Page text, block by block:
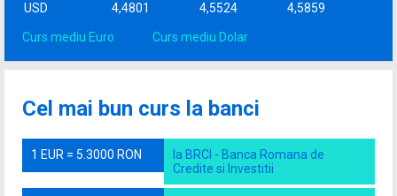
USD
4,4801 4,5524 4,5859
Curs mediu Euro Curs mediu Dolar
Cel mai bun curs la banci
1 EUR = 5.3000 RON
la BRCI - Banca Romana de
Credite si Investitii